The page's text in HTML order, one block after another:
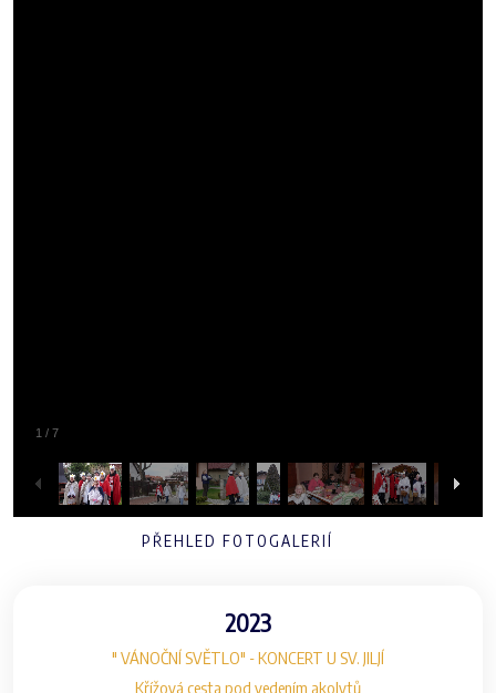
1 / 7
PŘEHLED FOTOGALERIÍ
2023
" VÁNOČNÍ SVĚTLO" - KONCERT U SV. JILJÍ
Křížová cesta pod vedením akolytů